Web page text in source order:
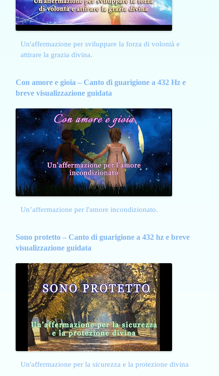
Un'affermazione per sviluppare la forza di volontà e
attirare la grazia divina.
Con amore e gioia – Canto di guarigione a 432 Hz e
breve visualizzazione guidata
Un’affermazione per l'amore incondizionato.
Sono protetto – Canto di guarigione a 432 hz e breve
visualizzazione guidata
Un'affermazione per la sicurezza e la protezione divina